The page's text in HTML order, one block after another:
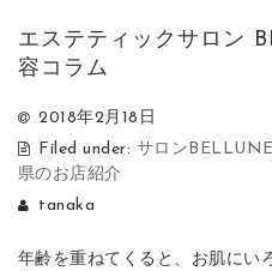
エステティックサロン
容コラム
2018年2月18日
Filed under: サロンBELLUNE
県のお店紹介
tanaka
年齢を重ねてくると、お肌にい